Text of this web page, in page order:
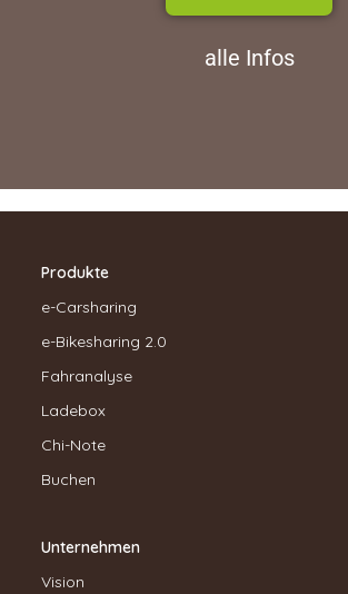
alle Infos
Produkte
e-Carsharing
e-Bikesharing 2.0
Fahranalyse
Ladebox
Chi-Note
Buchen
Unternehmen
Vision